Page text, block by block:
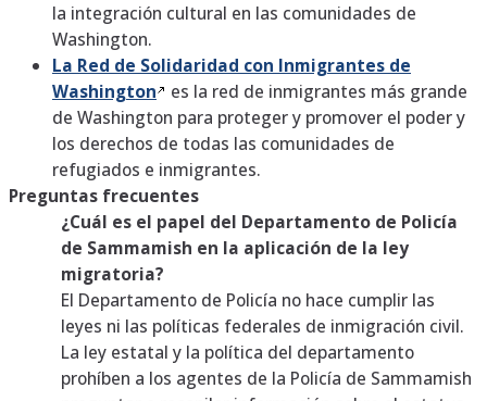
la integración cultural en las comunidades de
Washington.
La Red de Solidaridad con Inmigrantes de
Washington
es la red de inmigrantes más grande
de Washington para proteger y promover el poder y
los derechos de todas las comunidades de
refugiados e inmigrantes.
Preguntas frecuentes
¿Cuál es el papel del Departamento de Policía
de Sammamish en la aplicación de la ley
migratoria?
El Departamento de Policía no hace cumplir las
leyes ni las políticas federales de inmigración civil.
La ley estatal y la política del departamento
prohíben a los agentes de la Policía de Sammamish